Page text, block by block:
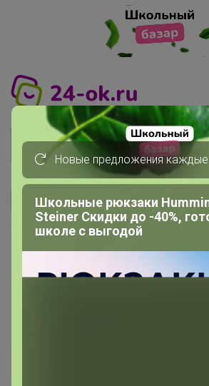
Главная
Вход
Новые предложения каждые
Школьные рюкзаки
Steiner Скидки до -40%,
школе с выгодой